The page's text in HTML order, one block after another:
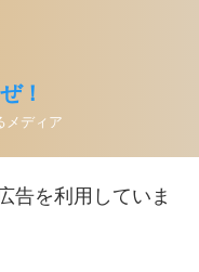
！
メディア
告を利用していま